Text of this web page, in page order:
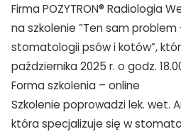
Firma POZYTRON® Radiologia
na szkolenie ”Ten sam
stomatologii psów i kotów”,
października 2025 r. o godz.
Forma szkolenia – online
Szkolenie poprowadzi lek. wet.
która specjalizuje się w